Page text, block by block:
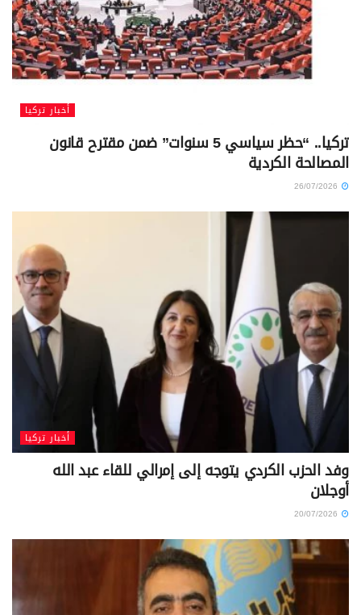
أخبار تركيا
تركيا.. “حظر سياسي 5 سنوات” ضمن مقترح قانون
المصالحة الكردية
أخبار تركيا
وفد الحزب الكردي يتوجه إلى إمرالي للقاء عبد الله
أوجلان